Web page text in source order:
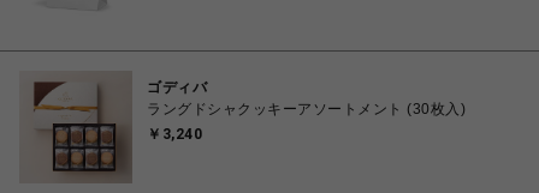
ゴディバ
ラングドシャクッキーアソートメント (30枚入)
￥3,240